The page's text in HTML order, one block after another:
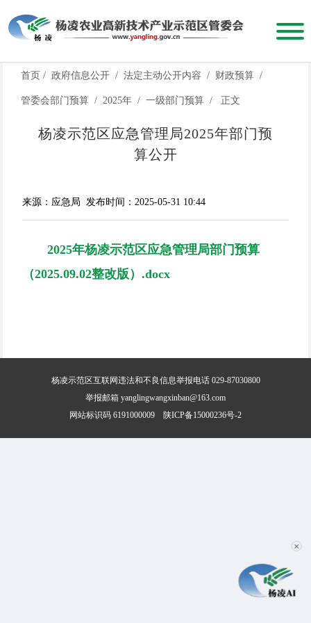
首页 / 政府信息公开 / 法定主动公开内容 / 财政预算 /
管委会部门预算 / 2025年 / 一级部门预算 / 正文
杨凌示范区应急管理局2025年部门预
算公开
来源：应急局 发布时间：2025-05-31 10:44
2025年杨凌示范区应急管理局部门预算
（2025.09.02整改版）.docx
杨凌示范区互联网违法和不良信息举报电话 029-87030800
举报邮箱 yanglingwangxinban@163.com
网站标识码 6191000009
陕ICP备15000236号-2
✕